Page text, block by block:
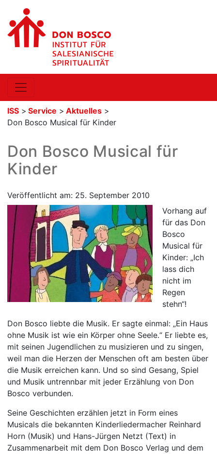
ISS > Service > Aktuelles >
Don Bosco Musical für Kinder
Don Bosco Musical für
Kinder
Veröffentlicht am: 25. September 2010
Vorhang auf
für das Don
Bosco
Musical für
Kinder: „Ich
lass dich
nicht im
Regen
stehn“!
Don Bosco liebte die Musik. Er sagte einmal: „Ein Haus
ohne Musik ist wie ein Körper ohne Seele.“ Er liebte es,
mit seinen Jugendlichen zu musizieren und zu singen,
weil man die Herzen der Menschen oft am besten über
die Musik erreichen kann. Und so sind Gesang, Spiel
und Musik untrennbar mit jeder Erzählung von Don
Bosco verbunden.
Seine Geschichten erzählen jetzt in Form eines
Musicals die bekannten Kinderliedermacher Reinhard
Horn (Musik) und Hans-Jürgen Netzt (Text) in
Zusammenarbeit mit dem Don Bosco Verlag und dem